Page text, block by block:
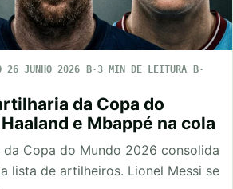
26 JUNHO 2026
3 MIN DE LEITURA
da Copa do
e Mbappé na cola
da Copa do Mundo 2026 consolida
lista de artilheiros. Lionel Messi se